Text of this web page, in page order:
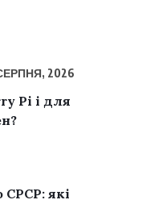
2026
Pi і для
СРСР: які